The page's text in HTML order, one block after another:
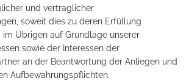
und vertraglicher
soweit dies zu deren Erfüllung
Übrigen auf Grundlage unserer
sowie der Interessen der
an der Beantwortung der Anliegen und
Aufbewahrungspflichten.